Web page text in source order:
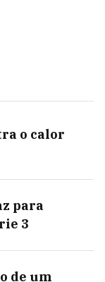
o calor
para
3
de um